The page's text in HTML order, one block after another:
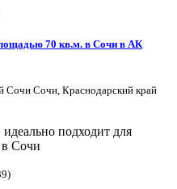
70 кв.м. в Сочи в АК
Сочи Сочи, Краснодарский край
подходит для
Сочи